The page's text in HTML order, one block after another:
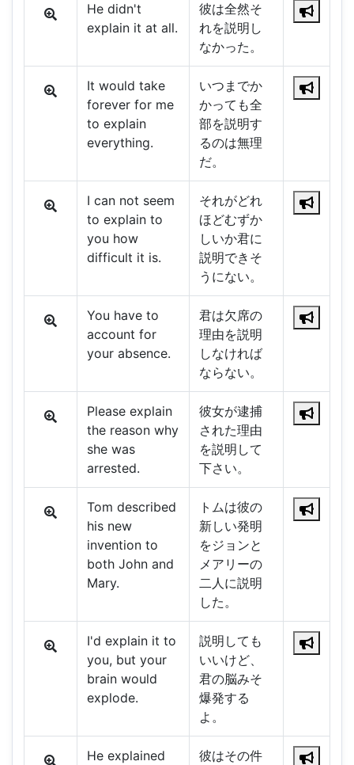
He didn't
explain it at all.
彼は全然そ
れを説明し
なかった。
It would take
forever for me
to explain
everything.
いつまでか
かっても全
部を説明す
るのは無理
だ。
I can not seem
to explain to
you how
difficult it is.
それがどれ
ほどむずか
しいか君に
説明できそ
うにない。
You have to
account for
your absence.
君は欠席の
理由を説明
しなければ
ならない。
Please explain
the reason why
she was
arrested.
彼女が逮捕
された理由
を説明して
下さい。
Tom described
his new
invention to
both John and
Mary.
トムは彼の
新しい発明
をジョンと
メアリーの
二人に説明
した。
I'd explain it to
you, but your
brain would
explode.
説明しても
いいけど、
君の脳みそ
爆発する
よ。
He explained
彼はその件